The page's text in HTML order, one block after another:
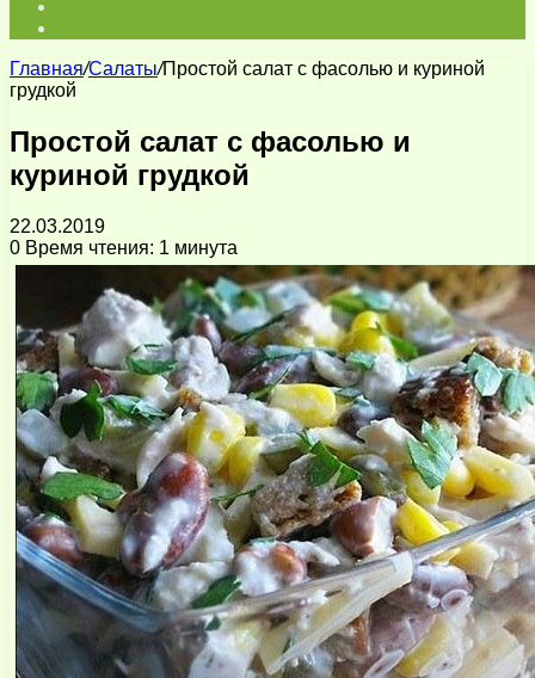
Главная/Салаты/Простой салат с фасолью и куриной
грудкой
Простой салат с фасолью и
куриной грудкой
22.03.2019
0 Время чтения: 1 минута